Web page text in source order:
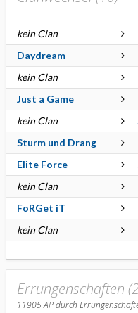
kein Clan
Daydream
kein Clan
Just a Game
kein Clan
Sturm und Drang
Elite Force
kein Clan
FoRGet iT
kein Clan
Errungenschaften
11905AP durch